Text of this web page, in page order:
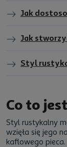
Jak
Jak
Styl
Co to
Styl rustykalny
wzięła się jego
kaflowego pieca.